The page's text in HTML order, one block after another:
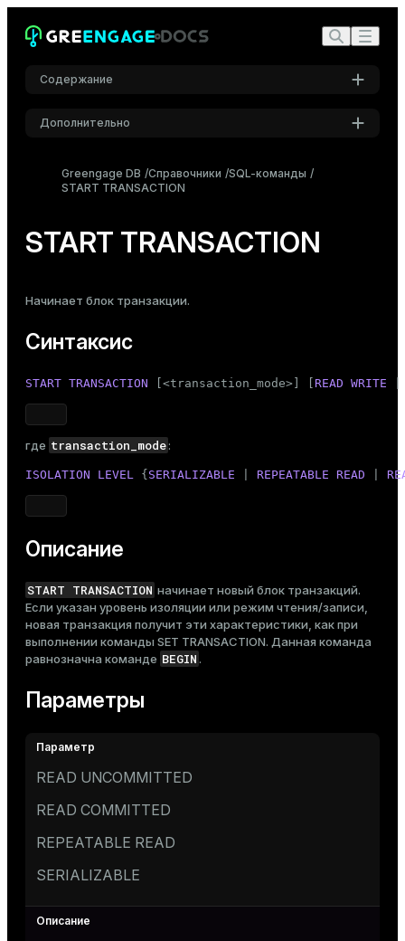
Содержание
Синтаксис
Параметры
Дополнительно
Шрифт
Темная
Greengage DB Справочники SQL-команды
START TRANSACTION
START TRANSACTION
Начинает блок транзакции.
Синтаксис
START TRANSACTION [<transaction_mode>] [ READ WRITE
где transaction_mode:
ISOLATION LEVEL { SERIALIZABLE REPEATABLE READ
Описание
START TRANSACTION начинает новый блок транзакций.
Если указан уровень изоляции или режим чтения/записи,
новая транзакция получит эти характеристики, как при
выполнении команды SET TRANSACTION. Данная команда
равнозначна команде BEGIN.
Параметры
READ UNCOMMITTED
READ COMMITTED
REPEATABLE READ
SERIALIZABLE